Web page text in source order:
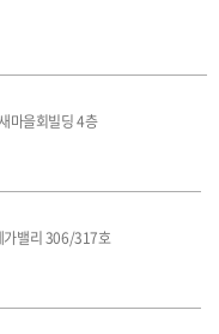
마을회빌딩 4층
가밸리 306/317호